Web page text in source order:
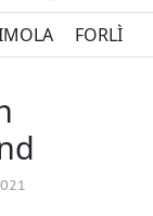
FORLÌ